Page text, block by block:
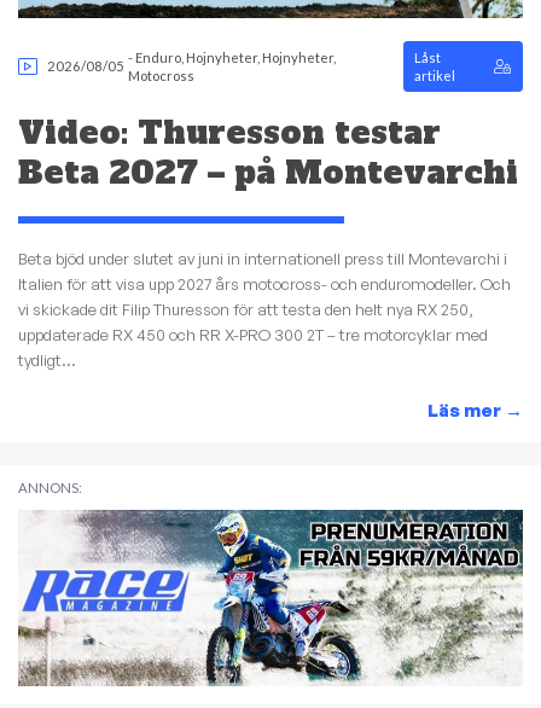
2026/08/05
- Enduro Hojnyheter, Hojnyheter,
Motocross
Låst
artikel
Video: Thuresson testar
Beta 2027 – på Montevarchi
Beta bjöd under slutet av juni in internationell press till Montevarchi i
Italien för att visa upp 2027 års motocross- och enduromodeller. Och
vi skickade dit Filip Thuresson för att testa den helt nya RX 250,
uppdaterade RX 450 och RR X-PRO 300 2T – tre motorcyklar med
tydligt...
Läs mer →
ANNONS: